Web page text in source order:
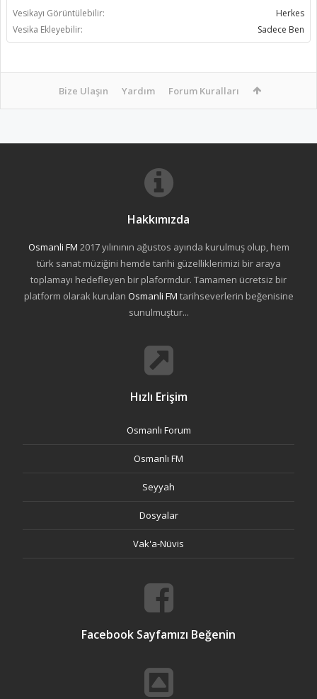
Vesikayı Görüntülebilir:
Herkes
Vesika Ekleyebilir:
Sadece Ben
Bize Ulaşın Yardım Forum Kuralları
Hakkımızda
Osmanli FM 2017 yılınının ağustos ayında kurulmuş olup, hem
türk sanat müziğini hemde tarihi güzelliklerimizi bir araya
toplamayı hedefleyen bir plaformdur. Tamamen ücretsiz bir
platform olarak kurulan Osmanli FM tarihseverlerin beğenisine
sunulmuştur...
Hızlı Erişim
Osmanlı Forum
Osmanlı FM
Seyyah
Dosyalar
Vak'a-Nüvis
Facebook Sayfamızı Beğenin